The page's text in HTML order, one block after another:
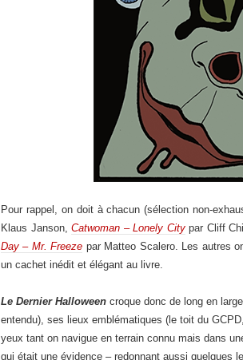
Pour rappel, on doit à chacun (sélection non-
Klaus Janson,Catwoman – Lonely Citypar Cliff
Day – Mr. Freeze par Matteo Scalero. Les autres
un cachet inédit et élégant au livre.
Le Dernier Halloween croque donc de long en
entendu), ses lieux emblématiques (le toit du
yeux tant on navigue en terrain connu mais dans
qui était une évidence – redonnant aussi quelques